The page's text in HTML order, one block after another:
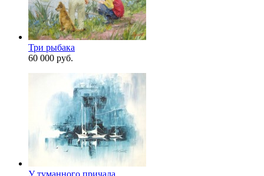
Три рыбака
60 000 руб.
У туманного причала